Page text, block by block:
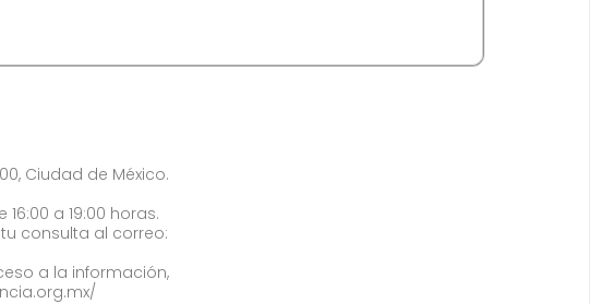
Ciudad de México.
a 19:00 horas.
consulta al correo:
a la información,